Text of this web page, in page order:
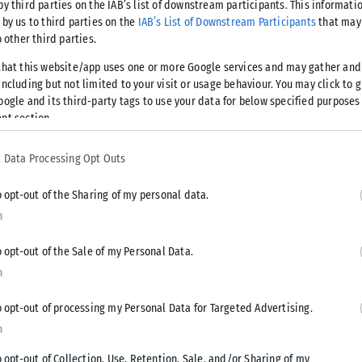
third parties on the IAB’s list of downstream participants. This
by us to third parties on the IAB’s List of Downstream Participantsthat
other third parties.
this website/app uses one or more Google services and may gather
but not limited to your visit or usage behaviour. You may click to
and its third-party tags to use your data for below specified
section.
Data Processing Opt Outs
opt-out of the Sharing of my personal data.
opt-out of the Sale of my Personal Data.
opt-out of processing my Personal Data for Targeted Advertising.
opt-out of Collection, Use, Retention, Sale, and/or Sharing of my
σήμερα ο απερχόμενος και ο
στη 1 το μεσημέρι στο δημαρχιακό μέγαρο και κάθισαν
στην άλλη, την 1η Ιανουαρίου.
να είναι μόνο οι δυο τους. Σύμφωνα με τις
αποφασίσθηκε να μην υπάρξει ούτε δελτίο Τύπου για τη